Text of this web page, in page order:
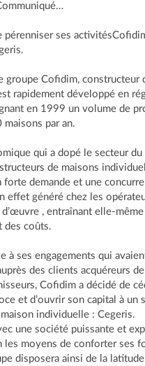
pérenniser ses
groupe Cofidim, constructeur
rapidement développé en
en 1999 un volume de
par an.
qui a dopé le secteur du
de maisons
forte demande et une
effet généré chez les
, entraînant elle-
des coûts.
à ses engagements qui
des clients acquéreurs
Cofidim a décidé de
et d’ouvrir son capital à un
individuelle : Cegeris.
une société puissante et
les moyens de conforter ses
disposera ainsi de la